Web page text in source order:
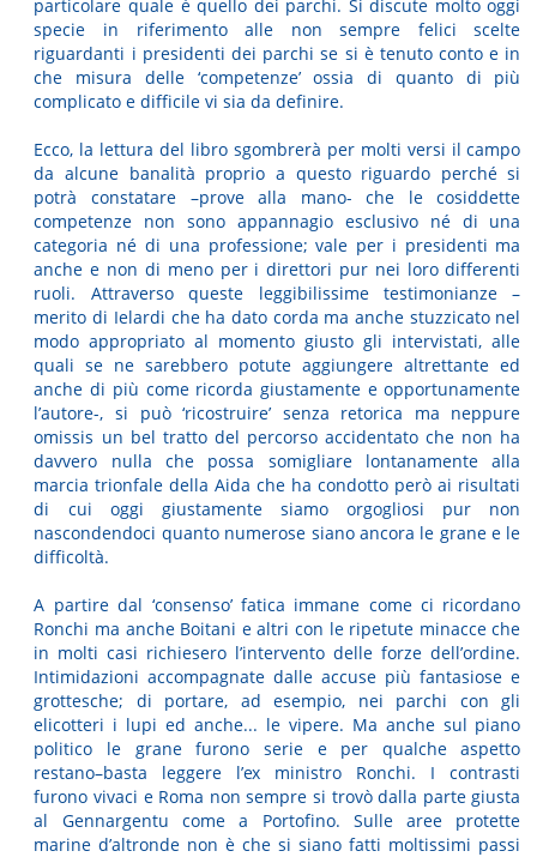
particolare quale è quello dei parchi. Si discute molto oggi
specie in riferimento alle non sempre felici scelte
riguardanti i presidenti dei parchi se si è tenuto conto e in
che misura delle ‘competenze’ ossia di quanto di più
complicato e difficile vi sia da definire.
Ecco, la lettura del libro sgombrerà per molti versi il campo
da alcune banalità proprio a questo riguardo perché si
potrà constatare –prove alla mano- che le cosiddette
competenze non sono appannagio esclusivo né di una
categoria né di una professione; vale per i presidenti ma
anche e non di meno per i direttori pur nei loro differenti
ruoli. Attraverso queste leggibilissime testimonianze –
merito di Ielardi che ha dato corda ma anche stuzzicato nel
modo appropriato al momento giusto gli intervistati, alle
quali se ne sarebbero potute aggiungere altrettante ed
anche di più come ricorda giustamente e opportunamente
l’autore-, si può ‘ricostruire’ senza retorica ma neppure
omissis un bel tratto del percorso accidentato che non ha
davvero nulla che possa somigliare lontanamente alla
marcia trionfale della Aida che ha condotto però ai risultati
di cui oggi giustamente siamo orgogliosi pur non
nascondendoci quanto numerose siano ancora le grane e le
difficoltà.
A partire dal ‘consenso’ fatica immane come ci ricordano
Ronchi ma anche Boitani e altri con le ripetute minacce che
in molti casi richiesero l’intervento delle forze dell’ordine.
Intimidazioni accompagnate dalle accuse più fantasiose e
grottesche; di portare, ad esempio, nei parchi con gli
elicotteri i lupi ed anche... le vipere. Ma anche sul piano
politico le grane furono serie e per qualche aspetto
restano–basta leggere l’ex ministro Ronchi. I contrasti
furono vivaci e Roma non sempre si trovò dalla parte giusta
al Gennargentu come a Portofino. Sulle aree protette
marine d’altronde non è che si siano fatti moltissimi passi